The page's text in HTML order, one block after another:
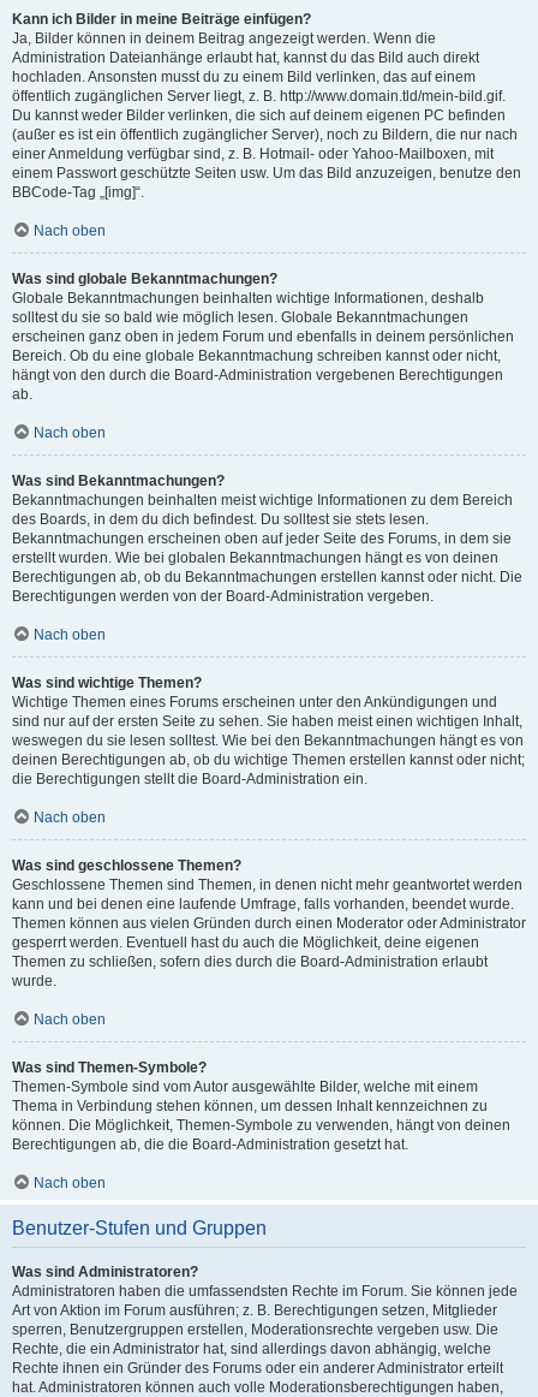
Kann ich Bilder in meine Beiträge einfügen?
Ja, Bilder können in deinem Beitrag angezeigt werden. Wenn die
Administration Dateianhänge erlaubt hat, kannst du das Bild auch direkt
hochladen. Ansonsten musst du zu einem Bild verlinken, das auf einem
öffentlich zugänglichen Server liegt, z. B. http://www.domain.tld/mein-bild.gif.
Du kannst weder Bilder verlinken, die sich auf deinem eigenen PC befinden
(außer es ist ein öffentlich zugänglicher Server), noch zu Bildern, die nur nach
einer Anmeldung verfügbar sind, z. B. Hotmail- oder Yahoo-Mailboxen, mit
einem Passwort geschützte Seiten usw. Um das Bild anzuzeigen, benutze den
BBCode-Tag „[img]“.
Nach oben
Was sind globale Bekanntmachungen?
Globale Bekanntmachungen beinhalten wichtige Informationen, deshalb
solltest du sie so bald wie möglich lesen. Globale Bekanntmachungen
erscheinen ganz oben in jedem Forum und ebenfalls in deinem persönlichen
Bereich. Ob du eine globale Bekanntmachung schreiben kannst oder nicht,
hängt von den durch die Board-Administration vergebenen Berechtigungen
ab.
Nach oben
Was sind Bekanntmachungen?
Bekanntmachungen beinhalten meist wichtige Informationen zu dem Bereich
des Boards, in dem du dich befindest. Du solltest sie stets lesen.
Bekanntmachungen erscheinen oben auf jeder Seite des Forums, in dem sie
erstellt wurden. Wie bei globalen Bekanntmachungen hängt es von deinen
Berechtigungen ab, ob du Bekanntmachungen erstellen kannst oder nicht. Die
Berechtigungen werden von der Board-Administration vergeben.
Nach oben
Was sind wichtige Themen?
Wichtige Themen eines Forums erscheinen unter den Ankündigungen und
sind nur auf der ersten Seite zu sehen. Sie haben meist einen wichtigen Inhalt,
weswegen du sie lesen solltest. Wie bei den Bekanntmachungen hängt es von
deinen Berechtigungen ab, ob du wichtige Themen erstellen kannst oder nicht;
die Berechtigungen stellt die Board-Administration ein.
Nach oben
Was sind geschlossene Themen?
Geschlossene Themen sind Themen, in denen nicht mehr geantwortet werden
kann und bei denen eine laufende Umfrage, falls vorhanden, beendet wurde.
Themen können aus vielen Gründen durch einen Moderator oder Administrator
gesperrt werden. Eventuell hast du auch die Möglichkeit, deine eigenen
Themen zu schließen, sofern dies durch die Board-Administration erlaubt
wurde.
Nach oben
Was sind Themen-Symbole?
Themen-Symbole sind vom Autor ausgewählte Bilder, welche mit einem
Thema in Verbindung stehen können, um dessen Inhalt kennzeichnen zu
können. Die Möglichkeit, Themen-Symbole zu verwenden, hängt von deinen
Berechtigungen ab, die die Board-Administration gesetzt hat.
Nach oben
Benutzer-Stufen und Gruppen
Was sind Administratoren?
Administratoren haben die umfassendsten Rechte im Forum. Sie können jede
Art von Aktion im Forum ausführen; z. B. Berechtigungen setzen, Mitglieder
sperren, Benutzergruppen erstellen, Moderationsrechte vergeben usw. Die
Rechte, die ein Administrator hat, sind allerdings davon abhängig, welche
Rechte ihnen ein Gründer des Forums oder ein anderer Administrator erteilt
hat. Administratoren können auch volle Moderationsberechtigungen haben,